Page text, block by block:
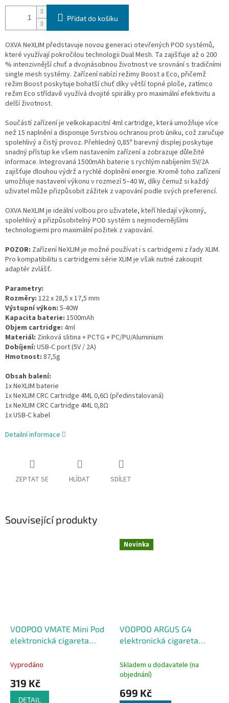
Přidat do košíku
OXVA NeXLIM představuje novou generaci otevřených POD systémů,
které využívají pokročilou technologii Dual Mesh. Ta zajišťuje až o 200
% intenzivnější chuť a dvojnásobnou životnost ve srovnání s tradičními
single mesh systémy. Zařízení nabízí režimy Boost a Eco, přičemž
režim Boost poskytuje bohatší chuť díky větší topné ploše, zatímco
režim Eco střídavě využívá dvojité spirálky pro maximální efektivitu a
delší životnost.
Součástí zařízení je velkokapacitní 4ml cartridge, která umožňuje více
než 15 naplnění a disponuje 5vrstvou ochranou proti úniku, což zaručuje
spolehlivý a čistý provoz. Přehledný 0,85" barevný displej poskytuje
snadný přístup ke všem nastavením zařízení a zobrazuje důležité
informace. Integrovaná 1500mAh baterie s rychlým nabíjením 5V/2A
zajišťuje dlouhou výdrž a rychlé doplnění energie. Kromě toho zařízení
umožňuje nastavení výkonu v rozmezí 5–40 W, díky čemuž si každý
uživatel může přizpůsobit zážitek z vapování podle svých preferencí.
OXVA NeXLIM je ideální volbou pro uživatele, kteří hledají výkonný,
spolehlivý a přizpůsobitelný POD systém s nejmodernějšími
technologiemi pro maximální požitek z vapování.
POZOR: Zařízení NeXLIM je možné používat i s cartridgemi z řady XLIM.
Pro kompatibilitu s cartridgemi série XLIM je však nutné zakoupit
adaptér zvlášť.
Parametry:
Rozměry: 122 x 28,5 x 17,5 mm
Výstupní výkon: 5-40W
Kapacita baterie: 1500mAh
Objem cartridge: 4ml
Materiál: Zinková slitina + PCTG + PC/PU/Aluminium
Dobíjení: USB-C port (5V / 2A)
Hmotnost: 87,5g
Obsah balení:
1x NeXLIM baterie
1x NeXLIM CRC Cartridge 4ML 0,6Ω (předinstalovaná)
1x NeXLIM CRC Cartridge 4ML 0,8Ω
1x USB-C kabel
Detailní informace
ZEPTAT SE HLÍDAT SDÍLET
Související produkty
VOOPOO VMATE Mini Pod
elektronická cigareta
Vyprodáno
319 Kč
DETAIL
Novinka
VOOPOO ARGUS G4
elektronická cigareta
Skladem u dodavatele (na
objednání)
699 Kč